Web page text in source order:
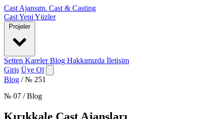
Cast Ajansım. Cast & Casting
CastYeni Yüzler
Projeler
Setten KarelerBlog Hakkımızda İletişim
Giriş Üye Ol
Blog / № 251
№ 07 / Blog